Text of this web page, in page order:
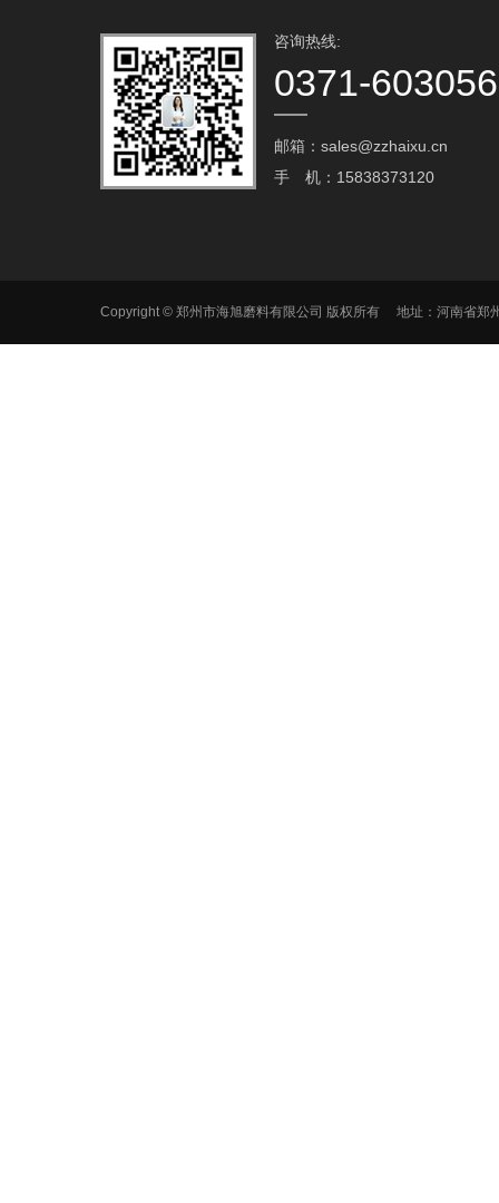
咨询热线:
0371-
邮箱：sales@zzhaixu.cn
手 机：15838373120
Copyright © 郑州市海旭磨料有限公司 版权所有 地址：河南省